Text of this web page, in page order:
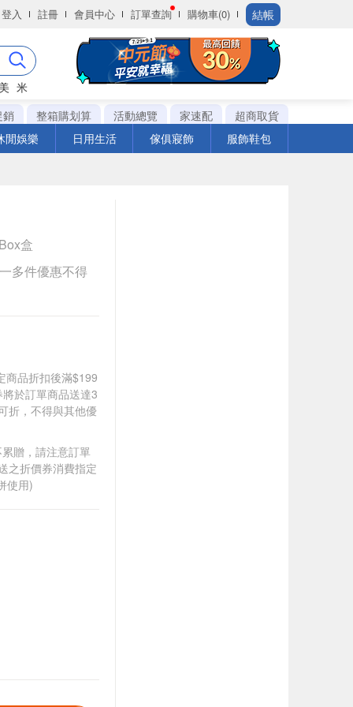
登入 註冊 會員中心 訂單查詢 購物車(0) 結帳
米
銷
整箱購划算 活動總覽 家速配
超商取貨
閒娛樂
日用生活 傢俱寢飾 服飾鞋包
盒
多件優惠不得
商品折扣後滿$199
於訂單商品送達3
折，不得與其他優
贈，請注意訂單
之折價券消費指定
使用)